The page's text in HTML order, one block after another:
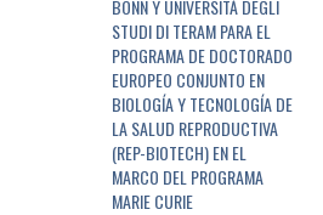
BONN Y UNIVERSITÁ DEGLI
STUDI DI TERAM PARA EL
PROGRAMA DE DOCTORADO
EUROPEO CONJUNTO EN
BIOLOGÍA Y TECNOLOGÍA DE
LA SALUD REPRODUCTIVA
(REP-BIOTECH) EN EL
MARCO DEL PROGRAMA
MARIE CURIE